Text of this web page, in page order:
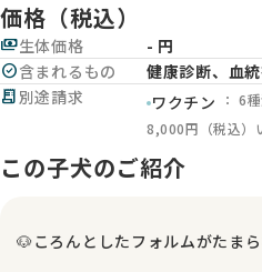
価格（税込）
payments生体価格
- 円
check_circle含まれるもの
健康診断、血
receipt_long別途請求 ワクチン
： 6
8,000円（税込）
この子犬のご紹介
🐶ころんとしたフォルムがたま